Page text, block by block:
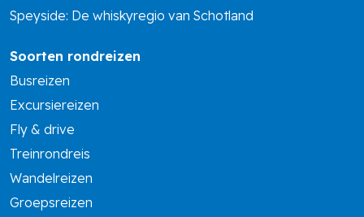
Speyside: De whiskyregio van Schotland
Soorten rondreizen
Busreizen
Excursiereizen
Fly & drive
Treinrondreis
Wandelreizen
Groepsreizen